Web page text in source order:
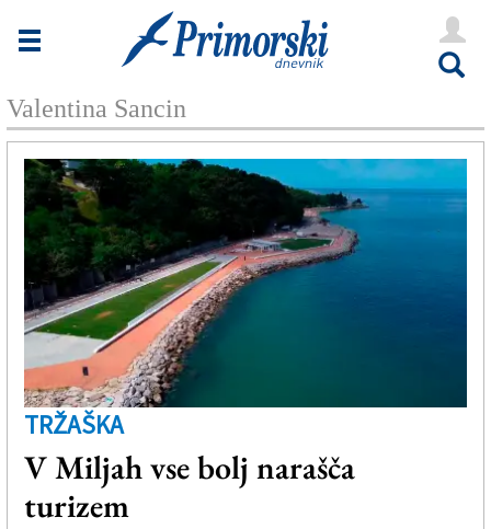
Novice
Goriška
Kultura
Šport
Še
Vreme
V Kioskih
Oglasi
Založnik
Valentina Sancin
TRŽAŠKA
V Miljah vse bolj narašča
turizem